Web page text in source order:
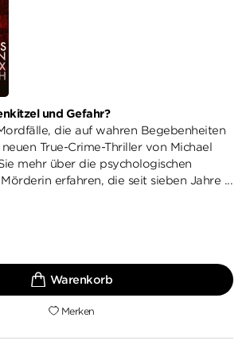
und Gefahr?
die auf wahren Begebenheiten
True-Crime-Thriller von Michael
mehr über die psychologischen
erfahren, die seit sieben Jahre ...
Merken